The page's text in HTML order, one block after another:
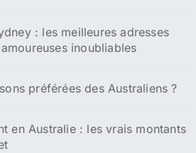
: les meilleures adresses
inoubliables
préférées des Australiens ?
en Australie : les vrais montants